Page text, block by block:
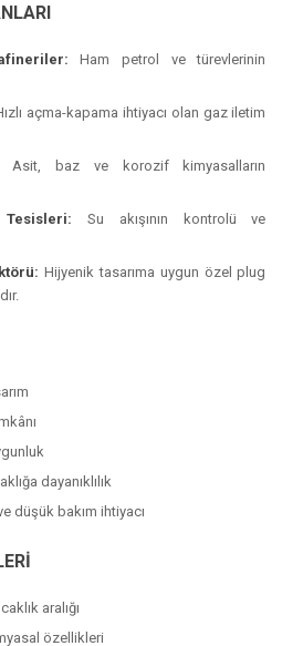
Ham petrol ve türevlerinin
açma-kapama ihtiyacı olan gaz iletim
Asit, baz ve korozif kimyasalların
Su akışının kontrolü ve
Hijyenik tasarıma uygun özel plug
dayanıklılık
düşük bakım ihtiyacı
aralığı
özellikleri